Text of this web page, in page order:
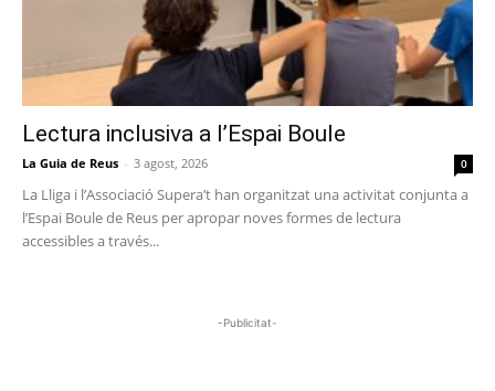
Lectura inclusiva a l’Espai Boule
La Guia de Reus - 3 agost, 2026 0
La Lliga i l’Associació Supera’t han organitzat una activitat conjunta a
l’Espai Boule de Reus per apropar noves formes de lectura
accessibles a través...
-Publicitat-